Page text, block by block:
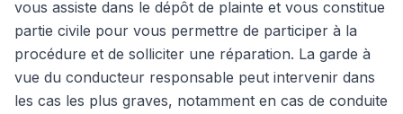
vous assiste dans le dépôt de plainte et vous constitue
partie civile pour vous permettre de participer à la
procédure et de solliciter une réparation. La garde à
vue du conducteur responsable peut intervenir dans
les cas les plus graves, notamment en cas de conduite